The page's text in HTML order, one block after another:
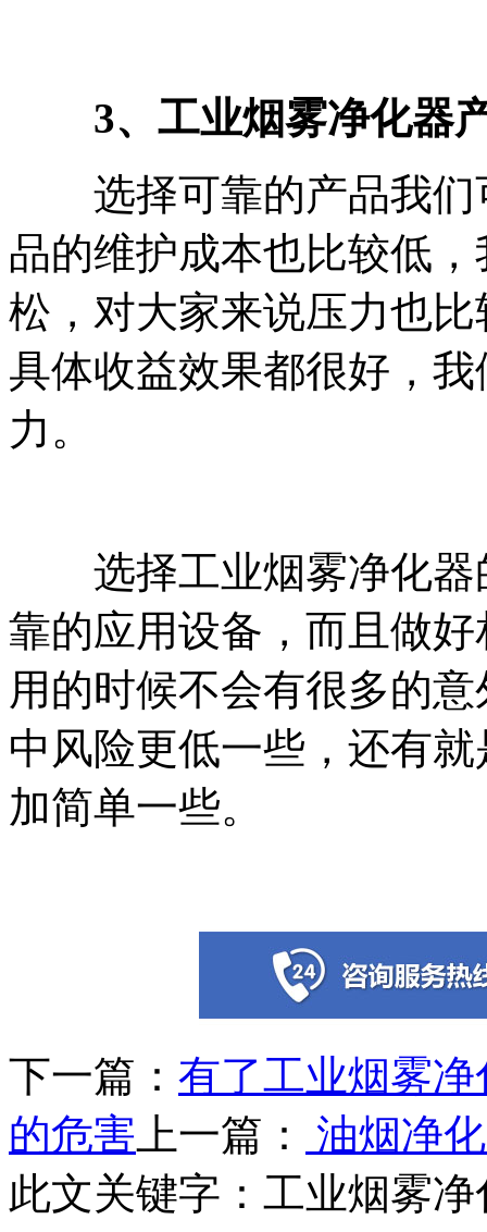
3、工业烟雾净化器
选择可靠的产品我们
品的维护成本也比较低
松，对大家来说压力也
具体收益效果都很好，
力。
选择工业烟雾净化器
靠的应用设备，而且做
用的时候不会有很多的
中风险更低一些，还有
加简单一些。
下一篇： 有了工业烟雾
的危害 上一篇：
油烟净
此文关键字： 工业烟雾